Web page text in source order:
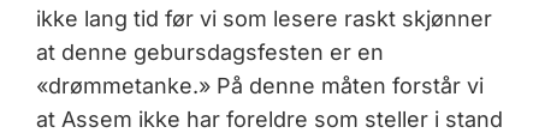
ikke lang tid før vi som lesere raskt skjønner
at denne gebursdagsfesten er en
«drømmetanke.» På denne måten forstår vi
at Assem ikke har foreldre som steller i stand